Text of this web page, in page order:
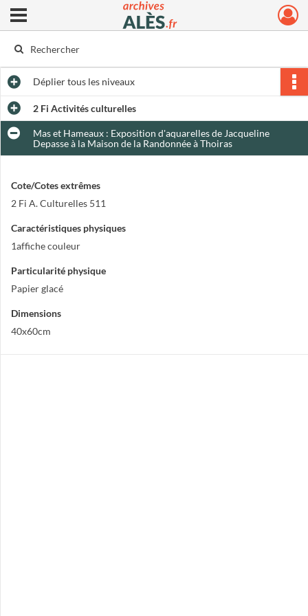
Archives municipales d'Alès
Ouvrir le menu déroulant
Dépliertous les niveaux
2 Fi Activités culturelles
Mas et Hameaux : Exposition d'aquarelles de Jacqueline
Depasse à la Maison de la Randonnée à Thoiras
Cote/Cotes extrêmes
2 Fi A. Culturelles 511
Caractéristiques physiques
1affiche couleur
Particularité physique
Papier glacé
Dimensions
40x60cm